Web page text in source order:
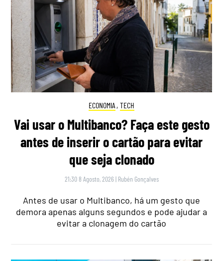
ECONOMIA , TECH
Vai usar o Multibanco? Faça este gesto
antes de inserir o cartão para evitar
que seja clonado
21:30 8 Agosto, 2026 | Rubén Gonçalves
Antes de usar o Multibanco, há um gesto que
demora apenas alguns segundos e pode ajudar a
evitar a clonagem do cartão